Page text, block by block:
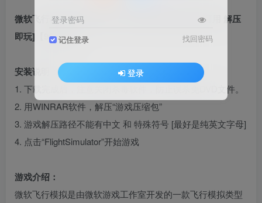
微软飞行模拟2020 简体中文 免安装 绿色版 [亲测可用 解压
即玩]【96.8GB】
安装说明：
1. 下载完成后，注意关闭杀毒软件，防止误杀免DVD文件。
2. 用WINRAR软件，解压“游戏压缩包”
3. 游戏解压路径不能有中文 和 特殊符号 [最好是纯英文字母]
4. 点击“FlightSimulator”开始游戏
游戏介绍：
微软飞行模拟是由微软游戏工作室开发的一款飞行模拟类型
登录密码
记住登录 找回密码
登录